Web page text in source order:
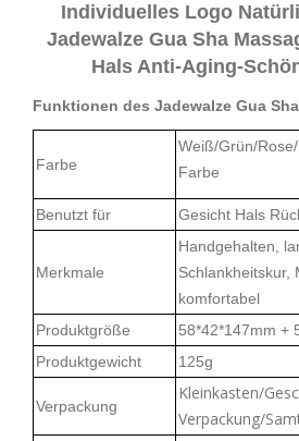
Individuelles Logo
Jadewalze Gua Sha
Hals Anti-Aging-
Funktionen des Jadewalze Gua
Farbe
Weiß/Grün/
Farbe
Benutzt für Gesicht Hals
Merkmale
Handgehalten,
Schlankheitskur,
komfortabel
Produktgröße
58*42*147mm +
Produktgewicht
125g
Verpackung
Kleinkasten/
Verpackung/